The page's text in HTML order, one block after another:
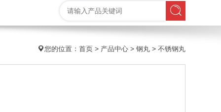
您的位置： 首页 > 产品中心 > 钢丸 > 不锈钢丸